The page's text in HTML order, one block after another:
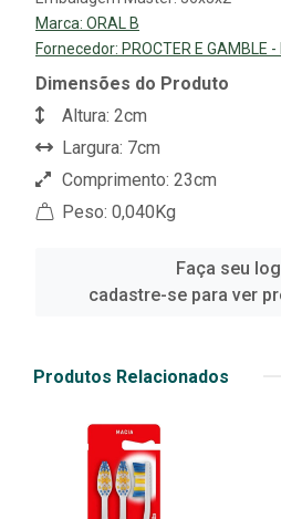
Marca: ORAL B
Fornecedor: PROCTER E GAMBLE -
Dimensões do Produto
Altura: 2cm
Largura: 7cm
Comprimento: 23cm
Peso: 0,040Kg
Faça seu
cadastre-se para ver
Produtos Relacionados